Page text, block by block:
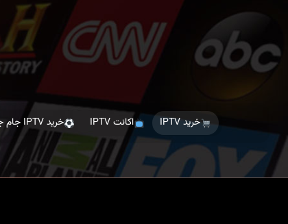
the
content
خرید IPTV اکانت IPTV خرید IPTV جام جهانی